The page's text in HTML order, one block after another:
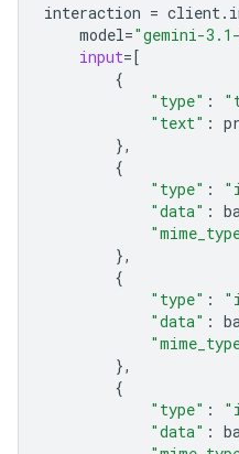
interaction = client .
model="gemini-
input=[
{
"type" :
"text" :
},
{
"type" :
"data" :
},
{
"type" :
"data" :
},
{
"type" :
"data" :